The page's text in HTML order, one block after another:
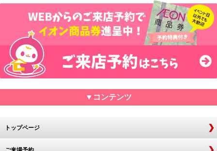
▼コンテンツ
トップページ